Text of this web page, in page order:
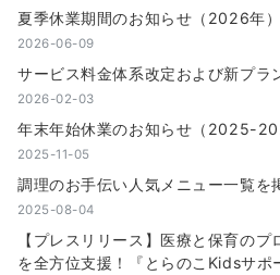
送
り
夏季休業期間のお知らせ（2026年）
2026-06-09
サービス料金体系改定および新プラ
2026-02-03
年末年始休業のお知らせ（2025-
2025-11-05
調理のお手伝い人気メニュー一覧を
2025-08-04
【プレスリリース】医療と保育の
を全方位支援！『とらのこKidsサポ